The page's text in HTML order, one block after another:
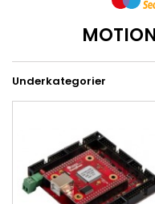
Underkategorier